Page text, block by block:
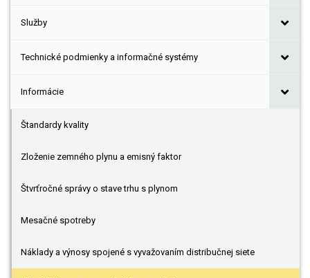
Služby
Technické podmienky a informačné systémy
Informácie
Štandardy kvality
Zloženie zemného plynu a emisný faktor
Štvrťročné správy o stave trhu s plynom
Mesačné spotreby
Náklady a výnosy spojené s vyvažovaním distribučnej siete